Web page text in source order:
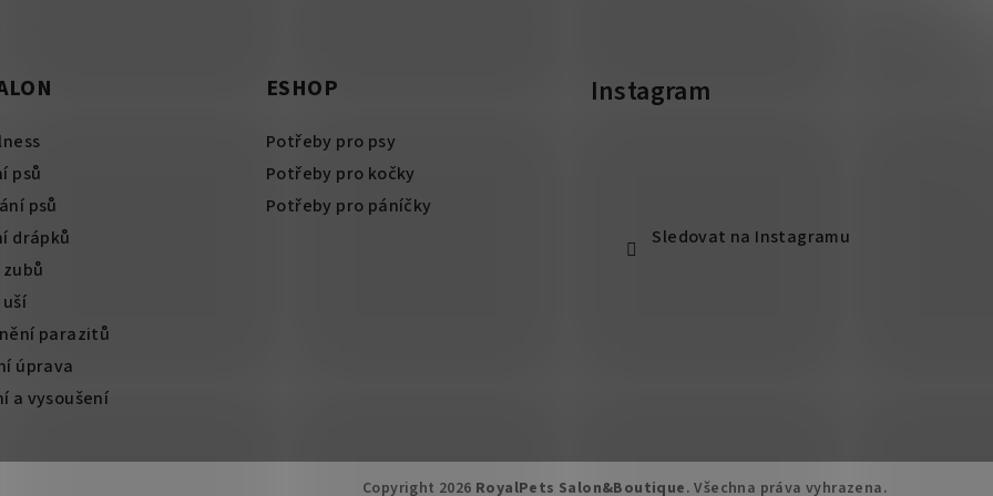
psů
psů
drápků
parazitů
úprava
a vysoušení
ESHOP
Potřeby pro psy
Potřeby pro kočky
Potřeby pro páníčky
Instagram
Sledovat na Instagramu
Copyright 2026 RoyalPets Salon&Boutique. Všechna práva vyhrazena.